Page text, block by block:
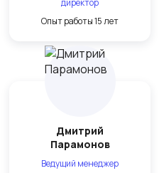
директор
Опыт работы 15 лет
Дмитрий
Парамонов
Ведущий менеджер